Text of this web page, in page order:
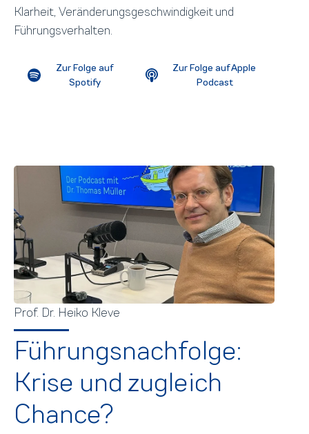
Klarheit, Veränderungsgeschwindigkeit und
Führungsverhalten.
Zur Folge auf
Spotify
Zur Folge auf Apple
Podcast
Prof. Dr. Heiko Kleve
Führungsnachfolge:
Krise und zugleich
Chance?